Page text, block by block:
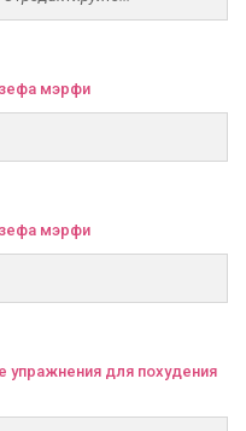
мэрфи
мэрфи
для похудения